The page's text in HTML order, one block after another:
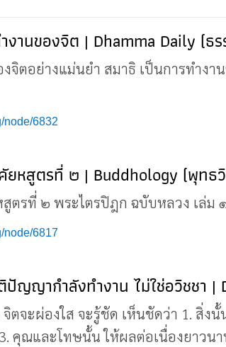
านของจิต | Dhamma Daily (ธร
จิตอย่างแม่นยำ สมาธิ เป็นการทำง
node/6832
หสูตรที่ ๒ | Buddhology (พุทธ
ตรที่ ๒ พระไตรปิฎก ฉบับหลวง เล่ม
node/6817
ปัญญากำลังทำงาน ไม่ใช่อวิชชา |
ตจะผ่องใส จะรู้ชัด เห็นชัดว่า 1. สิ่ง
คุณและโทษนั้น ให้ผลต่อเนื่องยาวน